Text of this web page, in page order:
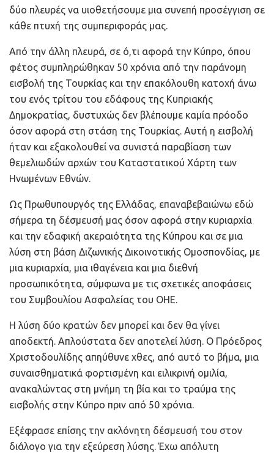
δύο πλευρές να υιοθετήσουμε μια συνεπή προσέγγιση σε
κάθε πτυχή της συμπεριφοράς μας.
Από την άλλη πλευρά, σε ό,τι αφορά την Κύπρο, όπου
φέτος συμπληρώθηκαν 50 χρόνια από την παράνομη
εισβολή της Τουρκίας και την επακόλουθη κατοχή άνω
του ενός τρίτου του εδάφους της Κυπριακής
Δημοκρατίας, δυστυχώς δεν βλέπουμε καμία πρόοδο
όσον αφορά στη στάση της Τουρκίας. Αυτή η εισβολή
ήταν και εξακολουθεί να συνιστά παραβίαση των
θεμελιωδών αρχών του Καταστατικού Χάρτη των
Ηνωμένων Εθνών.
Ως Πρωθυπουργός της Ελλάδας, επαναβεβαιώνω εδώ
σήμερα τη δέσμευσή μας όσον αφορά στην κυριαρχία
και την εδαφική ακεραιότητα της Κύπρου και σε μια
λύση στη βάση Διζωνικής Δικοινοτικής Ομοσπονδίας, με
μια κυριαρχία, μια ιθαγένεια και μια διεθνή
προσωπικότητα, σύμφωνα με τις σχετικές αποφάσεις
του Συμβουλίου Ασφαλείας του ΟΗΕ.
Η λύση δύο κρατών δεν μπορεί και δεν θα γίνει
αποδεκτή. Απλούστατα δεν αποτελεί λύση. Ο Πρόεδρος
Χριστοδουλίδης απηύθυνε χθες, από αυτό το βήμα, μια
συναισθηματικά φορτισμένη και ειλικρινή ομιλία,
ανακαλώντας στη μνήμη τη βία και το τραύμα της
εισβολής στην Κύπρο πριν από 50 χρόνια.
Εξέφρασε επίσης την ακλόνητη δέσμευσή του στον
διάλογο για την εξεύρεση λύσης. Έχω απόλυτη